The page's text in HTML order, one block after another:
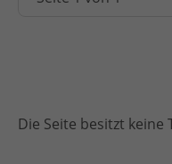
Die Seite besitzt keine